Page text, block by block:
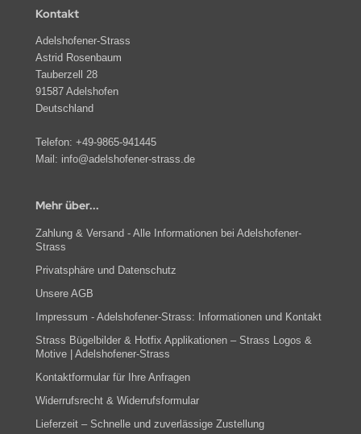
Kontakt
Adelshofener-Strass
Astrid Rosenbaum
Tauberzell 28
91587 Adelshofen
Deutschland
Telefon: +49-9865-941445
Mail: info@adelshofener-strass.de
Mehr über...
Zahlung & Versand - Alle Informationen bei Adelshofener-
Strass
Privatsphäre und Datenschutz
Unsere AGB
Impressum - Adelshofener-Strass: Informationen und Kontakt
Strass Bügelbilder & Hotfix Applikationen – Strass Logos &
Motive | Adelshofener-Strass
Kontaktformular für Ihre Anfragen
Widerrufsrecht & Widerrufsformular
Lieferzeit – Schnelle und zuverlässige Zustellung